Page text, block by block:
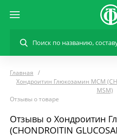
Главная
Хондроитин Глюкозамин МСМ
MSM)
Отзывы о товаре
Отзывы о Хондроитин
(CHONDROITIN